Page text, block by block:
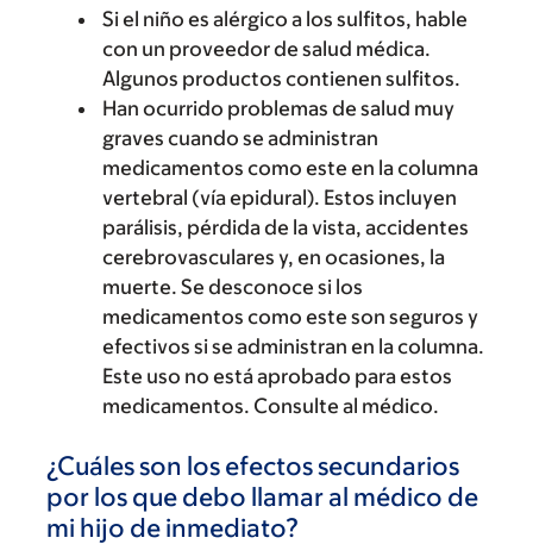
Si el niño es alérgico a los sulfitos, hable
con un proveedor de salud médica.
Algunos productos contienen sulfitos.
Han ocurrido problemas de salud muy
graves cuando se administran
medicamentos como este en la columna
vertebral (vía epidural). Estos incluyen
parálisis, pérdida de la vista, accidentes
cerebrovasculares y, en ocasiones, la
muerte. Se desconoce si los
medicamentos como este son seguros y
efectivos si se administran en la columna.
Este uso no está aprobado para estos
medicamentos. Consulte al médico.
¿Cuáles son los efectos secundarios
por los que debo llamar al médico de
mi hijo de inmediato?